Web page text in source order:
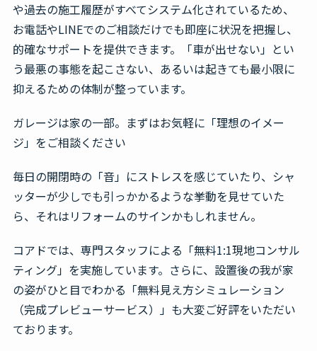
や過去の施工履歴がすべてシステム化されているため、
お電話やLINEでのご相談だけでも即座に状況を把握し、
的確なサポートを提供できます。「車が出せない」とい
う最悪の事態を起こさない、あるいは起きても最小限に
抑えるための体制が整っています。
ガレージは家の一部。まずはお気軽に「理想のイメー
ジ」をご相談ください
毎日の開閉時の「音」にストレスを感じていたり、シャ
ッターが少しでも引っかかるような挙動を見せていた
ら、それはリフォームのサインかもしれません。
コアドでは、専門スタッフによる「無料1:1現地コンサル
ティング」を実施しています。さらに、設置後の我が家
の姿がひと目でわかる「無料見え方シミュレーション
（完成プレビューサービス）」も大変ご好評をいただい
ております。